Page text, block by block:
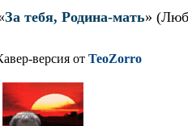
За тебя, Родина-мать»
версия от TeoZorro